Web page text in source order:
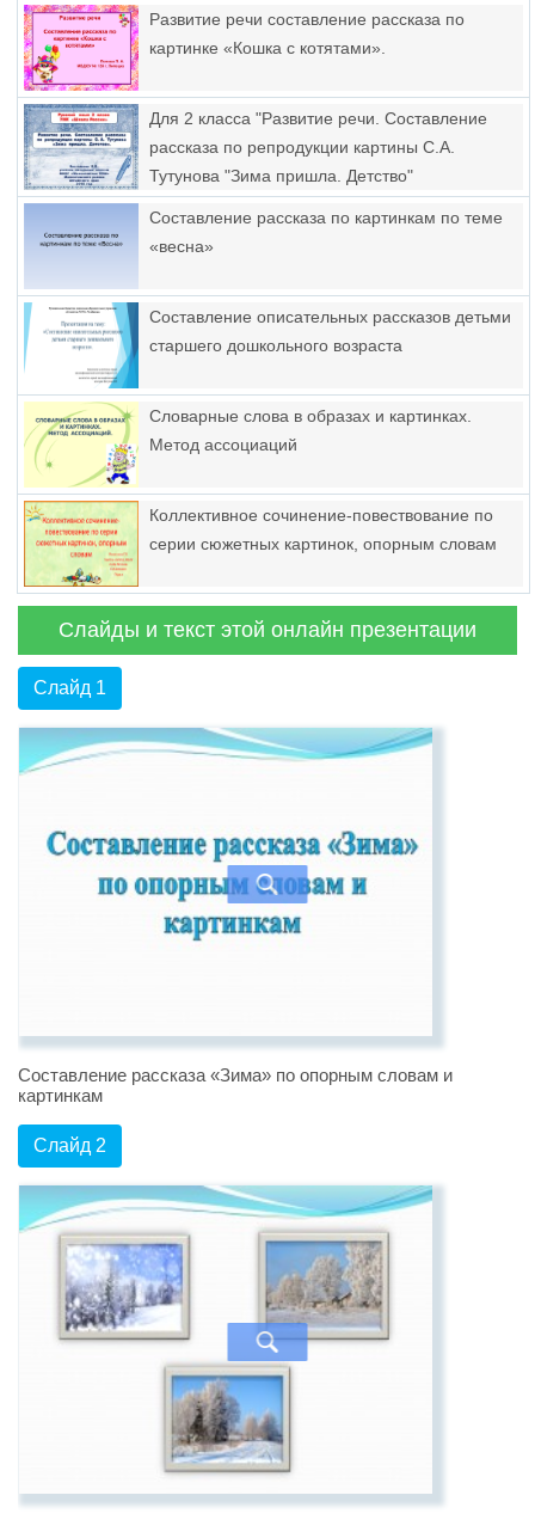
Развитие речи составление рассказа по
картинке «Кошка с котятами».
Для 2 класса "Развитие речи. Составление
рассказа по репродукции картины С.А.
Тутунова "Зима пришла. Детство"
Составление рассказа по картинкам по теме
«весна»
Составление описательных рассказов детьми
старшего дошкольного возраста
Словарные слова в образах и картинках.
Метод ассоциаций
Коллективное сочинение-повествование по
серии сюжетных картинок, опорным словам
Слайды и текст этой онлайн презентации
Слайд 1
Составление рассказа «Зима» по опорным словам и
картинкам
Слайд 2